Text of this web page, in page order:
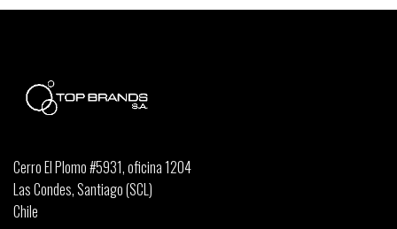
Cerro El Plomo #5931, oficina 1204
Las Condes, Santiago (SCL)
Chile